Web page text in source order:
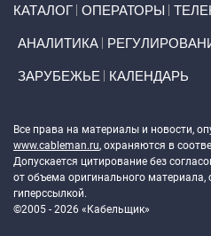
КАТАЛОГ ОПЕРАТОРЫ
АНАЛИТИКА
ЗАРУБЕЖЬЕ КАЛЕНДАРЬ
Все права на материалы и новости,
www.cableman.ru, охраняются в
Допускается цитирование без
от объема оригинального материала,
гиперссылкой.
©2005 - 2026 «Кабельщик»